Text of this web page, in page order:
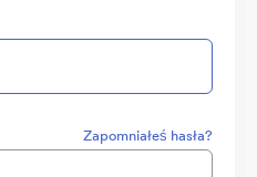
Zapomniałeś hasła?